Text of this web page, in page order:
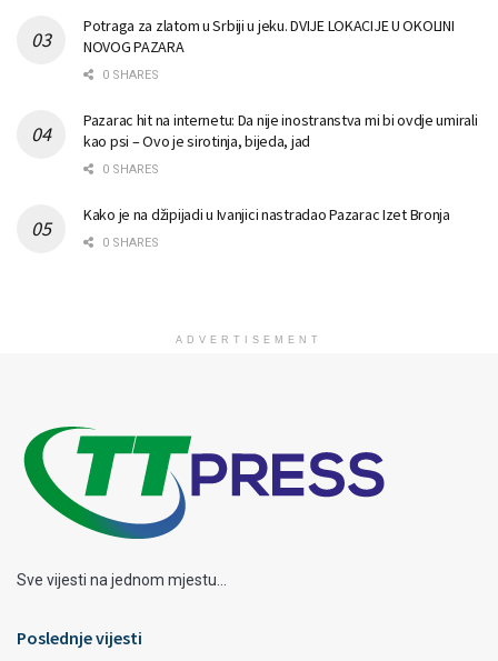
Potraga za zlatom u Srbiji u jeku. DVIJE LOKACIJE U OKOLINI
NOVOG PAZARA
0 SHARES
Pazarac hit na internetu: Da nije inostranstva mi bi ovdje umirali
kao psi – Ovo je sirotinja, bijeda, jad
0 SHARES
Kako je na džipijadi u Ivanjici nastradao Pazarac Izet Bronja
0 SHARES
ADVERTISEMENT
Sve vijesti na jednom mjestu...
Poslednje vijesti